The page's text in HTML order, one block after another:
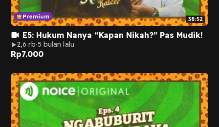
38:52
E5: Hukum Nanya “Kapan Nikah?” Pas Mudik!
2,6 rb 5 bulan lalu
Rp7.000